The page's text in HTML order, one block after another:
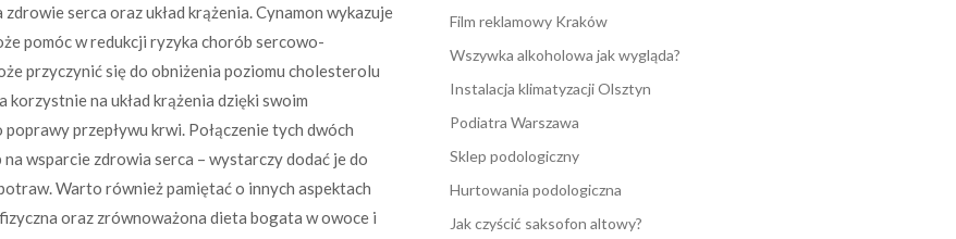
serca oraz układ krążenia. Cynamon wykazuje
pomóc w redukcji ryzyka chorób sercowo-
przyczynić się do obniżenia poziomu cholesterolu
na układ krążenia dzięki swoim
przepływu krwi. Połączenie tych dwóch
wsparcie zdrowia serca – wystarczy dodać je do
Warto również pamiętać o innych aspektach
oraz zrównoważona dieta bogata w owoce i
Film reklamowy Kraków
Wszywka alkoholowa jak wygląda?
Instalacja klimatyzacji Olsztyn
Podiatra Warszawa
Sklep podologiczny
Hurtowania podologiczna
Jak czyścić saksofon altowy?